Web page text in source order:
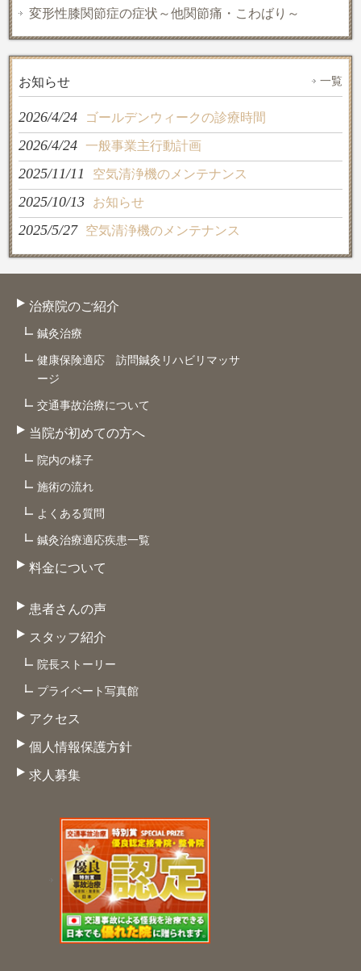
変形性膝関節症の症状～他関節痛・こわばり～
お知らせ 一覧
2026/4/24 ゴールデンウィークの診療時間
2026/4/24 一般事業主行動計画
2025/11/11 空気清浄機のメンテナンス
2025/10/13 お知らせ
2025/5/27 空気清浄機のメンテナンス
治療院のご紹介
鍼灸治療
健康保険適応 訪問鍼灸リハビリマッサ
ージ
交通事故治療について
当院が初めての方へ
院内の様子
施術の流れ
よくある質問
鍼灸治療適応疾患一覧
料金について
患者さんの声
スタッフ紹介
院長ストーリー
プライベート写真館
アクセス
個人情報保護方針
求人募集